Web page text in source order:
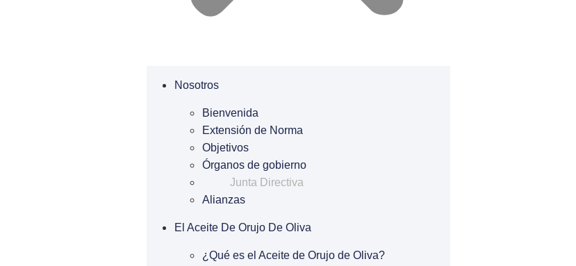
Nosotros
Bienvenida
Extensión de Norma
Objetivos
Órganos de gobierno
Junta Directiva
Alianzas
El Aceite De Orujo De Oliva
¿Qué es el Aceite de Orujo de Oliva?